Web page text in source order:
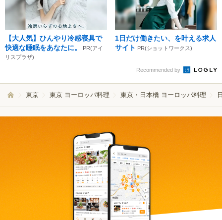
【大人気】ひんやり冷感寝具で
快適な睡眠をあなたに。
PR(アイ
リスプラザ)
1日だけ働きたい、を叶える求人
サイト PR(ショットワークス)
Recommended by
東京 東京 ヨーロッパ料理 東京・日本橋 ヨーロッパ料理